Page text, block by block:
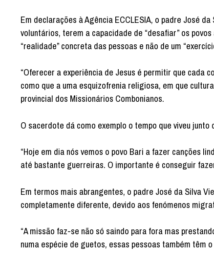
Em declarações à Agência ECCLESIA, o padre José
voluntários, terem a capacidade de “desafiar” os
“realidade” concreta das pessoas e não de um
“Oferecer a experiência de Jesus é permitir que cada
como que a uma esquizofrenia religiosa, em que
provincial dos Missionários Combonianos.
O sacerdote dá como exemplo o tempo que viveu junto
“Hoje em dia nós vemos o povo Bari a fazer canções
até bastante guerreiras. O importante é conseguir
Em termos mais abrangentes, o padre José da Silva
completamente diferente, devido aos fenómenos
“A missão faz-se não só saindo para fora mas
numa espécie de guetos, essas pessoas também têm